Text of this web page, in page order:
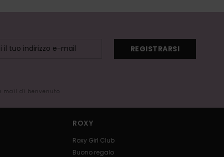
REGISTRARSI
mail di benvenuto
ROXY
Roxy Girl Club
Buono regalo